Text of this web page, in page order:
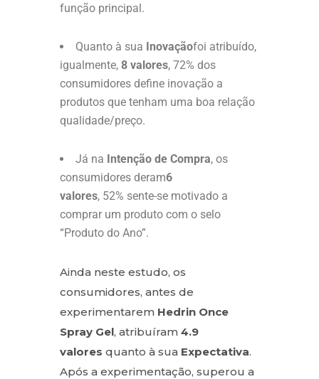
função principal.
Quanto à sua Inovaçãofoi atribuído,
igualmente, 8 valores, 72% dos
consumidores define inovação a
produtos que tenham uma boa relação
qualidade/preço.
Já na Intenção de Compra, os
consumidores deram6
valores, 52% sente-se motivado a
comprar um produto com o selo
“Produto do Ano”.
Ainda neste estudo, os
consumidores, antes de
experimentarem Hedrin Once
Spray Gel, atribuíram 4.9
valores quanto à sua Expectativa.
Após a experimentação, superou a